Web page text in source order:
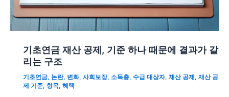
기초연금 재산 공제, 기준 하나 때문에 결과가 갈
리는 구조
기초연금, 논란, 변화, 사회보장, 소득층, 수급 대상자, 재산 공제 , 재산 공
제 기준, 항목, 혜택